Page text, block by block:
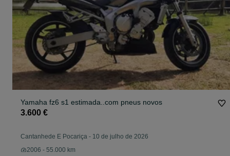
Yamaha fz6 s1 estimada..com pneus novos
3.600 €
Cantanhede E Pocariça - 10 de julho de 2026
2006 - 55.000 km